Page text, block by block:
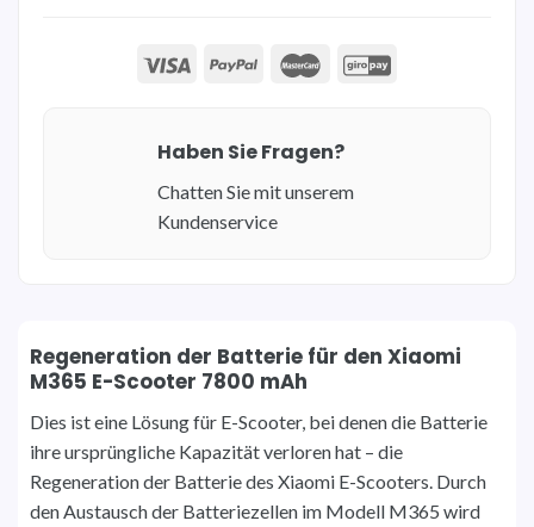
Haben Sie Fragen?
Chatten Sie mit unserem
Kundenservice
Regeneration der Batterie für den Xiaomi
M365 E-Scooter 7800 mAh
Dies ist eine Lösung für E-Scooter, bei denen die Batterie
ihre ursprüngliche Kapazität verloren hat – die
Regeneration der Batterie des Xiaomi E-Scooters. Durch
den Austausch der Batteriezellen im Modell M365 wird